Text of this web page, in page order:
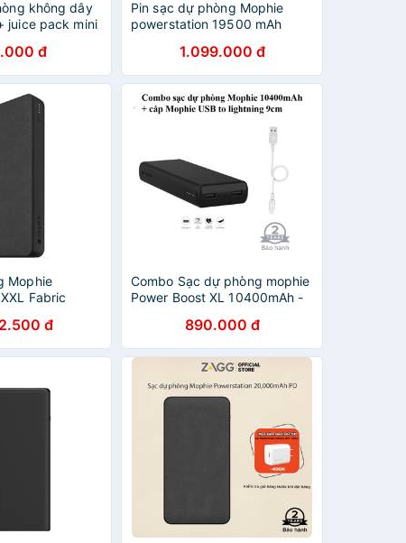
không dây
juice pack mini
BẢO HÀNH
đ
Pin sạc dự phòng Mophie
powerstation 19500 mAh
12W - cho iPhone, Macbook,
Android, ROG
1.099.000 đ
Mophie
Fabric
đ
Combo Sạc dự phòng mophie
Power Boost XL 10400mAh -
Mophie 9cm890.000 đ